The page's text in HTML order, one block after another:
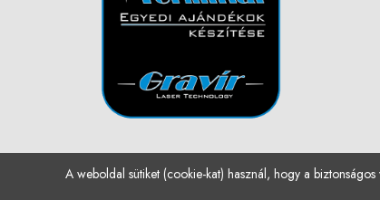
A weboldal sütiket (cookie-kat) használ, hogy a